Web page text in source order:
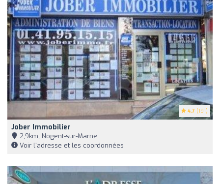
4.7 (191)
Jober Immobilier
2,9km, Nogent-sur-Marne
Voir l'adresse et les coordonnées